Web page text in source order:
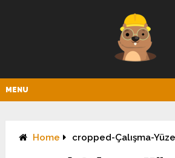
MENU
Home cropped-Çalışma-